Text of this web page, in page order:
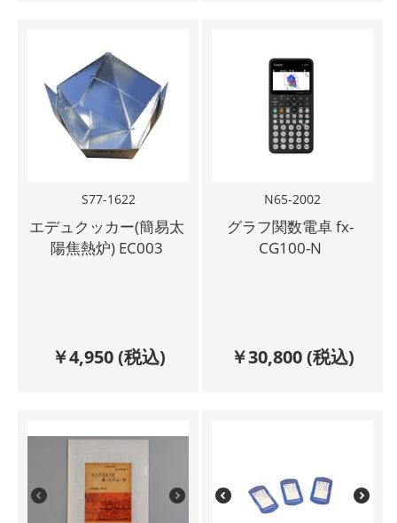
S77-1622
エデュクッカー(簡易太
陽焦熱炉) EC003
￥4,950(税込)
N65-2002
グラフ関数電卓 fx-
CG100-N
￥30,800(税込)